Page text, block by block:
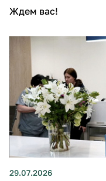
Ждем вас!
29.07.2026